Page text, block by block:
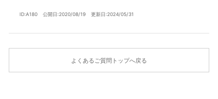
ID:A180 公開日:2020/08/19 更新日:2024/05/31
よくあるご質問トップへ戻る